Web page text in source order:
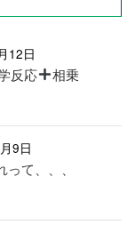
12日
反応
相乗
9日
て、、、